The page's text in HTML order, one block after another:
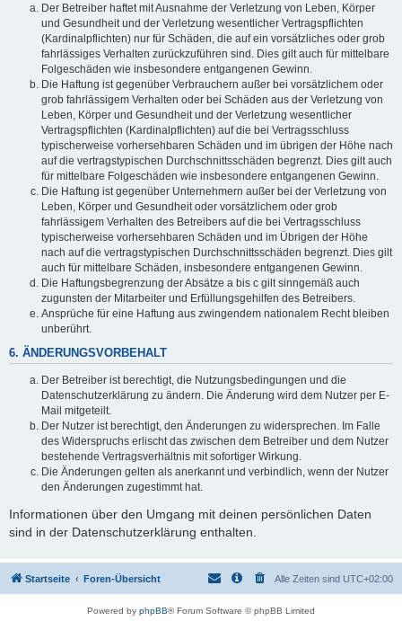
Der Betreiber haftet mit Ausnahme der Verletzung von Leben, Körper
und Gesundheit und der Verletzung wesentlicher Vertragspflichten
(Kardinalpflichten) nur für Schäden, die auf ein vorsätzliches oder grob
fahrlässiges Verhalten zurückzuführen sind. Dies gilt auch für mittelbare
Folgeschäden wie insbesondere entgangenen Gewinn.
Die Haftung ist gegenüber Verbrauchern außer bei vorsätzlichem oder
grob fahrlässigem Verhalten oder bei Schäden aus der Verletzung von
Leben, Körper und Gesundheit und der Verletzung wesentlicher
Vertragspflichten (Kardinalpflichten) auf die bei Vertragsschluss
typischerweise vorhersehbaren Schäden und im übrigen der Höhe nach
auf die vertragstypischen Durchschnittsschäden begrenzt. Dies gilt auch
für mittelbare Folgeschäden wie insbesondere entgangenen Gewinn.
Die Haftung ist gegenüber Unternehmern außer bei der Verletzung von
Leben, Körper und Gesundheit oder vorsätzlichem oder grob
fahrlässigem Verhalten des Betreibers auf die bei Vertragsschluss
typischerweise vorhersehbaren Schäden und im Übrigen der Höhe
nach auf die vertragstypischen Durchschnittsschäden begrenzt. Dies gilt
auch für mittelbare Schäden, insbesondere entgangenen Gewinn.
Die Haftungsbegrenzung der Absätze a bis c gilt sinngemäß auch
zugunsten der Mitarbeiter und Erfüllungsgehilfen des Betreibers.
Ansprüche für eine Haftung aus zwingendem nationalem Recht bleiben
unberührt.
6. ÄNDERUNGSVORBEHALT
Der Betreiber ist berechtigt, die Nutzungsbedingungen und die
Datenschutzerklärung zu ändern. Die Änderung wird dem Nutzer per E-
Mail mitgeteilt.
Der Nutzer ist berechtigt, den Änderungen zu widersprechen. Im Falle
des Widerspruchs erlischt das zwischen dem Betreiber und dem Nutzer
bestehende Vertragsverhältnis mit sofortiger Wirkung.
Die Änderungen gelten als anerkannt und verbindlich, wenn der Nutzer
den Änderungen zugestimmt hat.
Informationen über den Umgang mit deinen persönlichen Daten
sind in der Datenschutzerklärung enthalten.
Startseite Foren-Übersicht Alle Zeiten sind UTC+02:00
Powered by phpBB® Forum Software © phpBB Limited